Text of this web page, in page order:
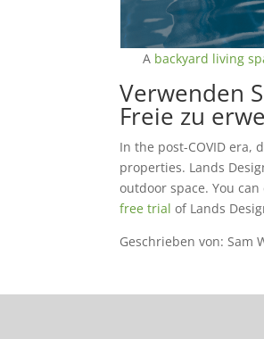
A backyard living
Verwenden
Freie zu
In the post-COVID era,
properties. Lands
outdoor space. You
free trial of Lands
Geschrieben von: Sam